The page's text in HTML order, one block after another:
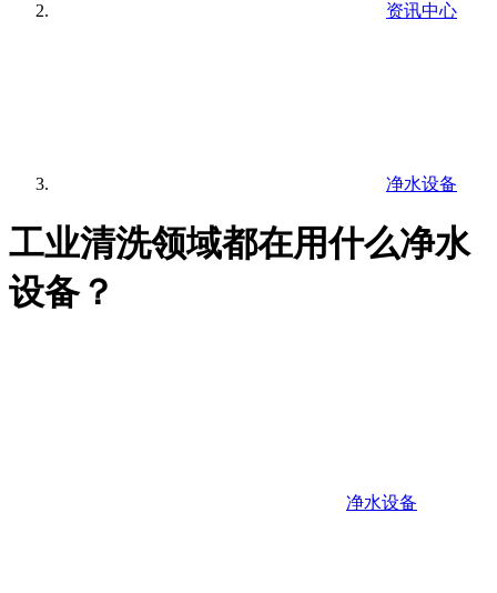
资讯中心
净水设备
工业清洗领域都在用什么净水
设备？
净水设备